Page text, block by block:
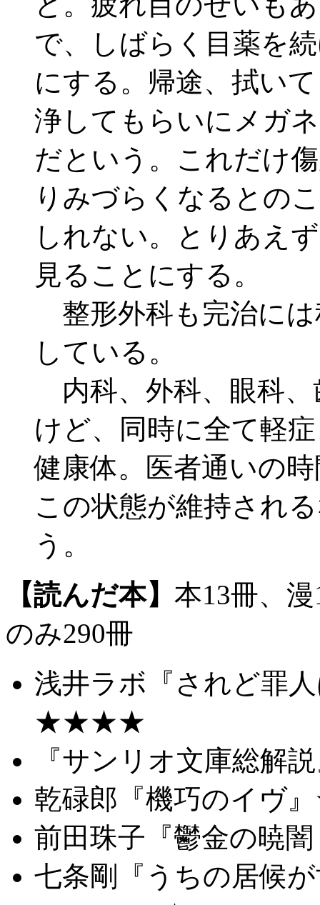
で、しばらく目薬を
にする。帰途、拭い
浄してもらいにメガ
だという。これだけ
りみづらくなるとの
しれない。とりあえ
見ることにする。
整形外科も完治に
している。
内科、外科、眼科、
けど、同時に全て軽
健康体。医者通いの
この状態が維持され
う。
【読んだ本】 本13冊、
のみ290冊
浅井ラボ『されど罪
★★★★
『サンリオ文庫総
乾碌郎『機巧のイ
前田珠子『鬱金の暁
七条剛『うちの居候